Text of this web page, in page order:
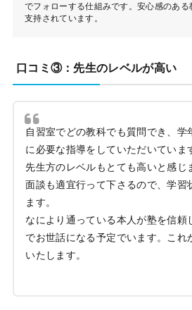
でフォローする仕組みです。安心感のある
支持されています。
口コミ③：先生のレベルが高い
自習室でどの教科でも質問でき、学
に必要な指導をしていただいていま
先生方のレベルもとても高いと感じ
面談も適宜行って下さるので、学習
ます。
なにより通っている本人が塾を信頼
でお世話になる予定でいます。これ
いたします。